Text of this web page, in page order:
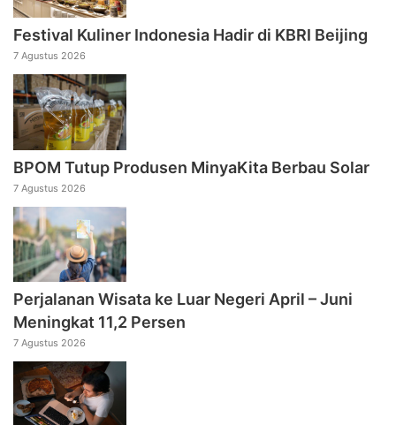
Festival Kuliner Indonesia Hadir di KBRI Beijing
7 Agustus 2026
BPOM Tutup Produsen MinyaKita Berbau Solar
7 Agustus 2026
Perjalanan Wisata ke Luar Negeri April – Juni
Meningkat 11,2 Persen
7 Agustus 2026